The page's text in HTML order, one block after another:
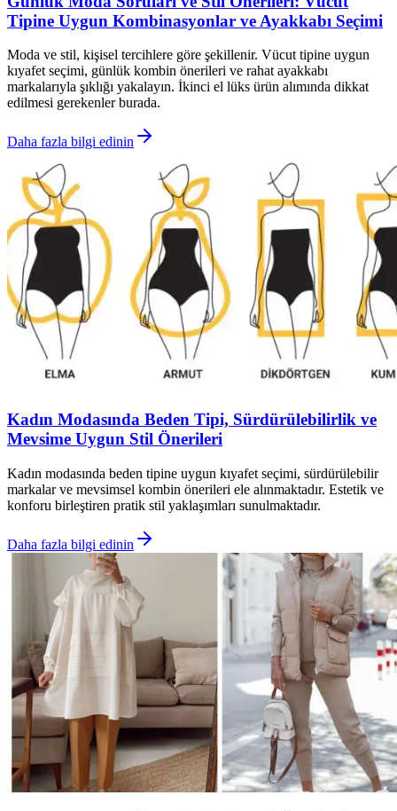
Tipine Uygun Kombinasyonlar ve Ayakkabı Seçimi
Moda ve stil, kişisel tercihlere göre şekillenir. Vücut tipine uygun
kıyafet seçimi, günlük kombin önerileri ve rahat ayakkabı
markalarıyla şıklığı yakalayın. İkinci el lüks ürün alımında dikkat
edilmesi gerekenler burada.
Daha fazla bilgi edinin
Kadın Modasında Beden Tipi, Sürdürülebilirlik ve
Mevsime Uygun Stil Önerileri
Kadın modasında beden tipine uygun kıyafet seçimi, sürdürülebilir
markalar ve mevsimsel kombin önerileri ele alınmaktadır. Estetik ve
konforu birleştiren pratik stil yaklaşımları sunulmaktadır.
Daha fazla bilgi edinin